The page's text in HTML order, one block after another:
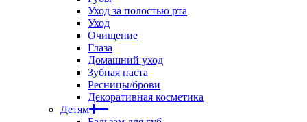
Уход за полостью рта
Уход
Очищение
Глаза
Домашний уход
Зубная паста
Ресницы/брови
Декоративная косметика
Детям